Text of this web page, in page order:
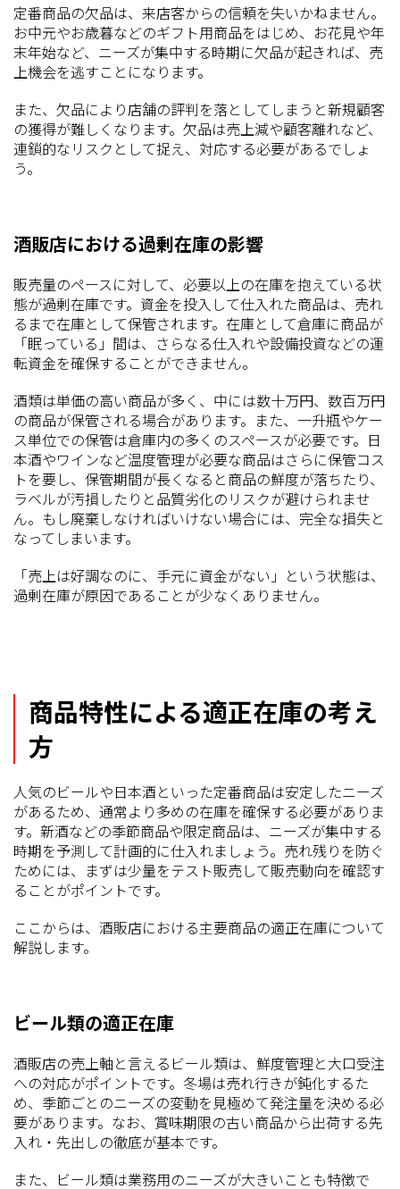
定番商品の欠品は、来店客からの信頼を失いかねません。
お中元やお歳暮などのギフト用商品をはじめ、お花見や年
末年始など、ニーズが集中する時期に欠品が起きれば、売
上機会を逃すことになります。
また、欠品により店舗の評判を落としてしまうと新規顧客
の獲得が難しくなります。欠品は売上減や顧客離れなど、
連鎖的なリスクとして捉え、対応する必要があるでしょ
う。
酒販店における過剰在庫の影響
販売量のペースに対して、必要以上の在庫を抱えている状
態が過剰在庫です。資金を投入して仕入れた商品は、売れ
るまで在庫として保管されます。在庫として倉庫に商品が
「眠っている」間は、さらなる仕入れや設備投資などの運
転資金を確保することができません。
酒類は単価の高い商品が多く、中には数十万円、数百万円
の商品が保管される場合があります。また、一升瓶やケー
ス単位での保管は倉庫内の多くのスペースが必要です。日
本酒やワインなど温度管理が必要な商品はさらに保管コス
トを要し、保管期間が長くなると商品の鮮度が落ちたり、
ラベルが汚損したりと品質劣化のリスクが避けられませ
ん。もし廃棄しなければいけない場合には、完全な損失と
なってしまいます。
「売上は好調なのに、手元に資金がない」という状態は、
過剰在庫が原因であることが少なくありません。
商品特性による適正在庫の考え
方
人気のビールや日本酒といった定番商品は安定したニーズ
があるため、通常より多めの在庫を確保する必要がありま
す。新酒などの季節商品や限定商品は、ニーズが集中する
時期を予測して計画的に仕入れましょう。売れ残りを防ぐ
ためには、まずは少量をテスト販売して販売動向を確認す
ることがポイントです。
ここからは、酒販店における主要商品の適正在庫について
解説します。
ビール類の適正在庫
酒販店の売上軸と言えるビール類は、鮮度管理と大口受注
への対応がポイントです。冬場は売れ行きが鈍化するた
め、季節ごとのニーズの変動を見極めて発注量を決める必
要があります。なお、賞味期限の古い商品から出荷する先
入れ・先出しの徹底が基本です。
また、ビール類は業務用のニーズが大きいことも特徴で